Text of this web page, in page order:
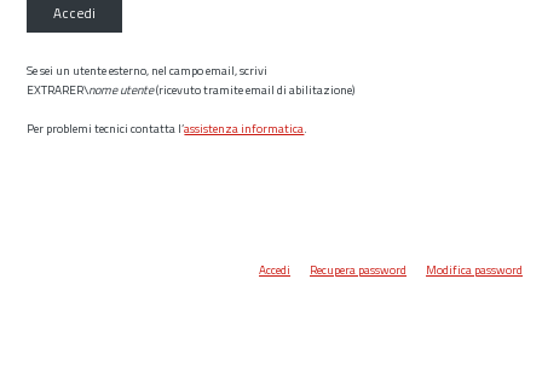
Accedi
Se sei un utente esterno, nel campo email, scrivi
EXTRARER\nome utente(ricevuto tramite email di abilitazione)
Per problemi tecnici contatta l’assistenza informatica.
Accedi Recupera password Modifica password